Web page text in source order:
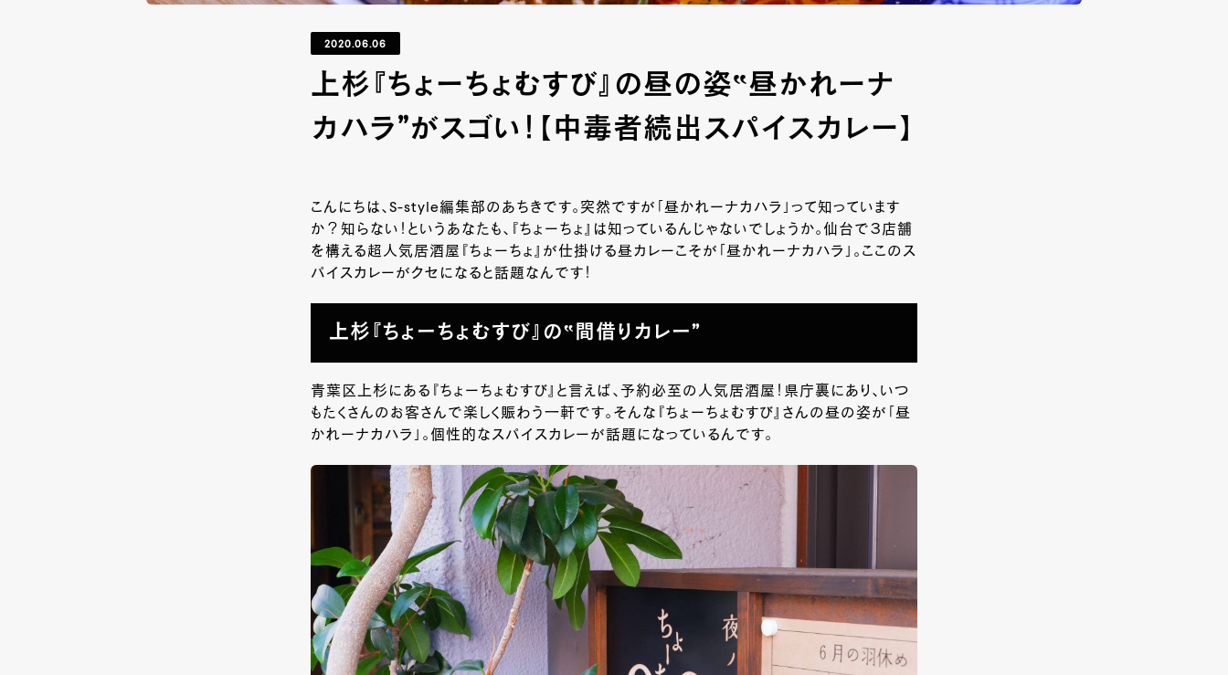
2020.06.06
上杉『ちょーちょむすび』の昼の姿‟昼かれーナ
カハラ”がスゴい！【中毒者続出スパイスカレー】
こんにちは、S-style編集部のあちきです。突然ですが「昼かれーナカハラ」って知っています
か？知らない！というあなたも、『ちょーちょ』は知っているんじゃないでしょうか。仙台で３店舗
を構える超人気居酒屋『ちょーちょ』が仕掛ける昼カレーこそが「昼かれーナカハラ」。ここのス
パイスカレーがクセになると話題なんです！
上杉『ちょーちょむすび』の‟間借りカレー”
青葉区上杉にある『ちょーちょむすび』と言えば、予約必至の人気居酒屋！県庁裏にあり、いつ
もたくさんのお客さんで楽しく賑わう一軒です。そんな『ちょーちょむすび』さんの昼の姿が「昼
かれーナカハラ」。個性的なスパイスカレーが話題になっているんです。